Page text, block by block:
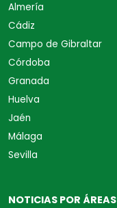
Almería
Cádiz
Campo de Gibraltar
Córdoba
Granada
Huelva
Jaén
Málaga
Sevilla
NOTICIAS POR ÁREAS